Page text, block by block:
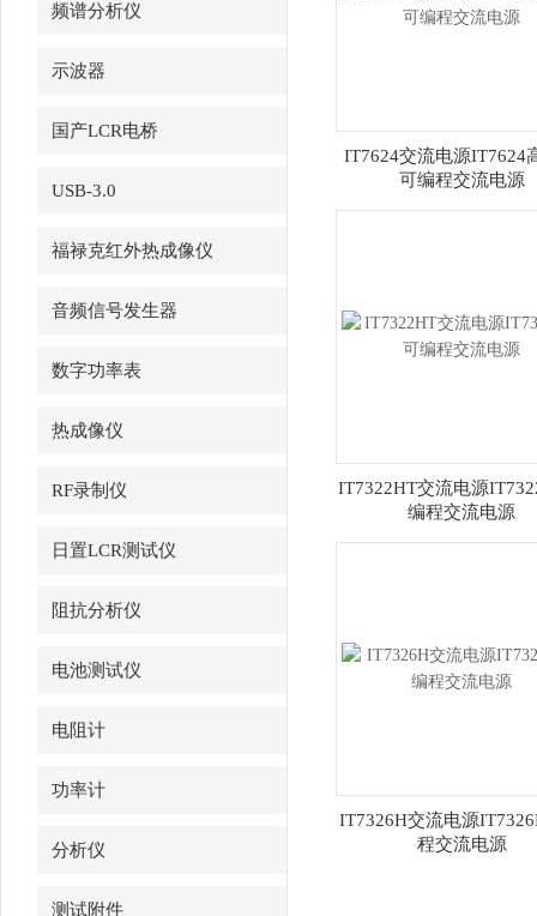
频谱分析仪
示波器
国产LCR电桥
USB-3.0
福禄克红外热成像仪
音频信号发生器
数字功率表
热成像仪
RF录制仪
日置LCR测试仪
阻抗分析仪
电池测试仪
电阻计
功率计
分析仪
测试附件
IT7624交流电源IT7624
可编程交流电源
IT7322HT交流电源
编程交流电源
IT7326H交流电源
程交流电源